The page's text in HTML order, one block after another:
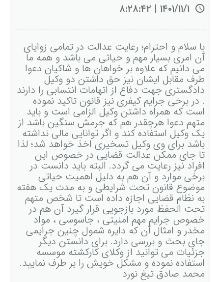
با سلام و احترام؛ رعایت عدالت در تمامی زوایای
آن امری بسیار مهم و حیاتی می باشد و همه ما
می دانیم که علاوه بر خواهان ها و شاکیان دعوا
طرف مقابل ایشان نیز حق داشتن دو وکیل
دادگستری جهت دفاع از اتهامات انتسابی را دارند
. در برخی جرایم کیفری نیز قانون تاکید نموده
است که همراه داشتن وکیل الزامی است و باید
متهم دعوا هرچقدر هم که جرمش سنگین باشد از
یک وکیل استفاده کند و اگر توانایی مالی نداشته
باشد برای وی وکیل تسخیری اخذ خواهد شد؛ لذا
تا جای ممکن عدالت قضایی در خصوص این
افراد نیز رعایت می گردد. البته باید دانست در
برخی موارد و آن هم به دلیل اهمیت حیاتی
موضوع قانون تحت شرایطی و به مدت یک هفته
به نظام قضایی اجازه داده است تا شخص متهم
تحت الحفظ مورد بازجویی قرار گیرد آن هم در
خصوص جرایم مهم امنیتی ، جاسوسی ، مواد
مخدر و امثال آن که دایره شمول چنین جرایمی
جای بحث و بررسی دارد. برای دانستن دیگر
جزئیات می توانید از وکلای کارکشته موسسه
استفاده نموده و مشکل خویش را بر طرف نمایید.
محمد صادق تیغ نورد